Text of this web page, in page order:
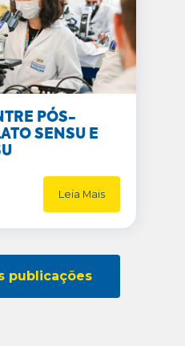
PÓS-
SENSU E
Leia Mais
publicações